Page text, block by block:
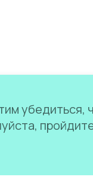
убедиться,